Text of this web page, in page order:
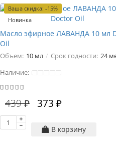
Ваша скидка: -15%
Новинка
Масло эфирное ЛАВАНДА 10 мл
Oil
Объем: 10 мл Срок годности: 24
Наличие:
439 ₽ 373 ₽
В корзину